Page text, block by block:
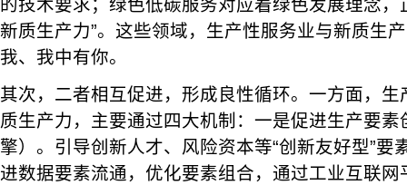
的技术要求；绿色低碳服务对应着绿色发展理念，
新质生产力”。这些领域，生产性服务业与新质生
我、我中有你。
其次，二者相互促进，形成良性循环。一方面，
质生产力，主要通过四大机制：一是促进生产要
擎）。引导创新人才、风险资本等“创新友好型”要
进数据要素流通，优化要素组合，通过工业互联